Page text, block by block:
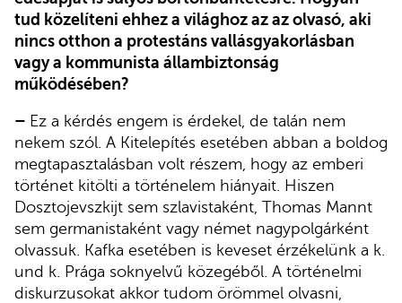
tud közelíteni ehhez a világhoz az az olvasó, aki
nincs otthon a protestáns vallásgyakorlásban
vagy a kommunista állambiztonság
működésében?
– Ez a kérdés engem is érdekel, de talán nem
nekem szól. A Kitelepítés esetében abban a boldog
megtapasztalásban volt részem, hogy az emberi
történet kitölti a történelem hiányait. Hiszen
Dosztojevszkijt sem szlavistaként, Thomas Mannt
sem germanistaként vagy német nagypolgárként
olvassuk. Kafka esetében is keveset érzékelünk a k.
und k. Prága soknyelvű közegéből. A történelmi
diskurzusokat akkor tudom örömmel olvasni,